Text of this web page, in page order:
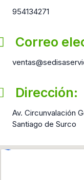
954134271
Correo
Dirección:
Av. Circunvalación
Santiago de Surco